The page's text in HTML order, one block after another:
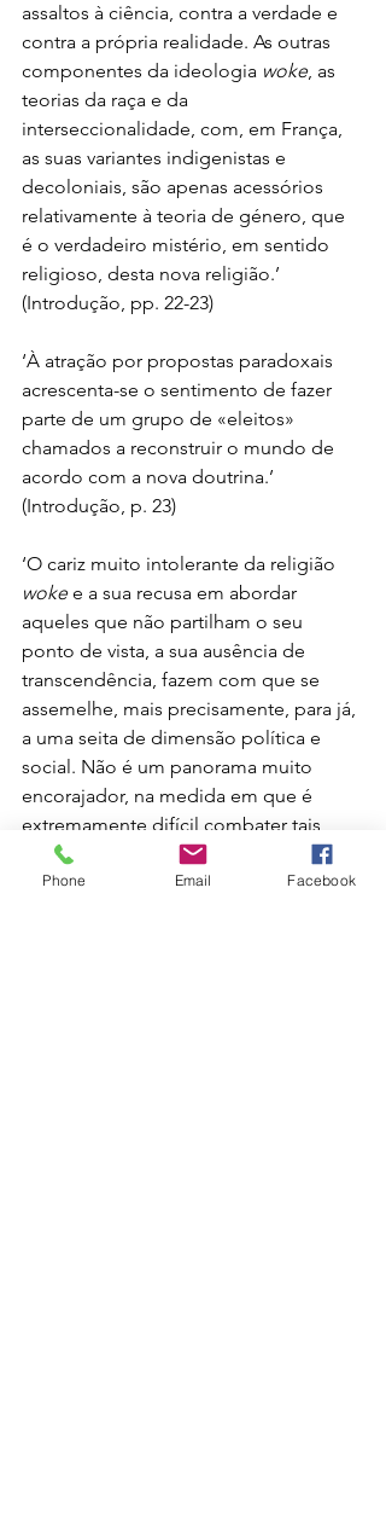
assaltos à ciência, contra a verdade e
contra a própria realidade. As outras
componentes da ideologia woke, as
teorias da raça e da
interseccionalidade, com, em França,
as suas variantes indigenistas e
decoloniais, são apenas acessórios
relativamente à teoria de género, que
é o verdadeiro mistério, em sentido
religioso, desta nova religião.’
(Introdução, pp. 22-23)
‘À atração por propostas paradoxais
acrescenta-se o sentimento de fazer
parte de um grupo de «eleitos»
chamados a reconstruir o mundo de
acordo com a nova doutrina.’
(Introdução, p. 23)
‘O cariz muito intolerante da religião
woke e a sua recusa em abordar
aqueles que não partilham o seu
ponto de vista, a sua ausência de
transcendência, fazem com que se
assemelhe, mais precisamente, para já,
a uma seita de dimensão política e
social. Não é um panorama muito
encorajador, na medida em que é
extremamente difícil combater tais
movimentos: os argumentos não têm
influência nos seus membros, e a
Phone Email Facebook